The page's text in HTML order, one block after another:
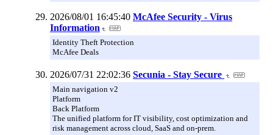
2026/08/01 16:45:40 McAfee Security - Virus
Information
Identity Theft Protection
McAfee Deals
2026/07/31 22:02:36 Secunia - Stay Secure
Main navigation v2
Platform
Back Platform
The unified platform for IT visibility, cost optimization and
risk management across cloud, SaaS and on-prem.